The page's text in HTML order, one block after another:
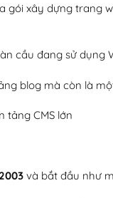
gói xây dựng trang
cầu đang sử dụng
blog mà còn là
tảng CMS lớn
2003và bắt đầu như